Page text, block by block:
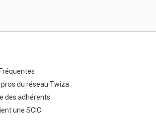
du réseau Twiza
des adhérents
une SCIC